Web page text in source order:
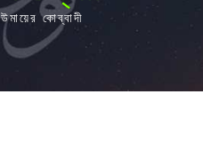
কোব্বাদী